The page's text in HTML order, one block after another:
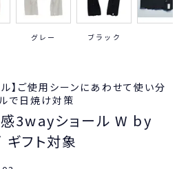
グレー ブラック
ル】ご使用シーンにあわせて使い分
で日焼け対策
3wayショール W by
フト対象